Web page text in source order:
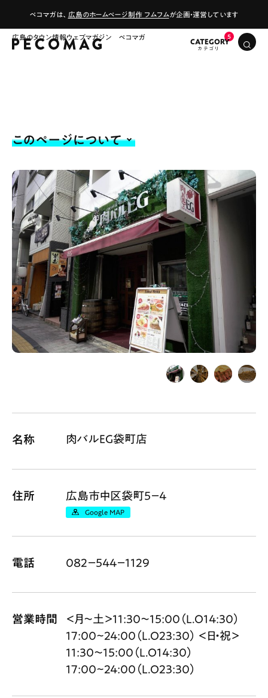
ペコマガは、 広島のホームページ制作 フムフムが企画・運営しています
広島のタウン情報ウェブマガジン ペコマガ
CATEGORY
# ファミリーにおすすめ # 女子旅におすすめ
# 中区 # テイクアウト # パン
# コーヒー
# 宮島
Special Life
Gourmet News
Outing
運営会社
このページについて
名称 肉バルEG袋町店
住所 広島市中区袋町5−4
Google MAP
電話 082−544−1129
営業時間
＜月〜土＞11:30〜15:00（L.O14:30）
17:00~24:00（L.O23:30） ＜日・祝＞
11:30〜15:00（L.O14:30）
17:00~24:00（L.O23:30）